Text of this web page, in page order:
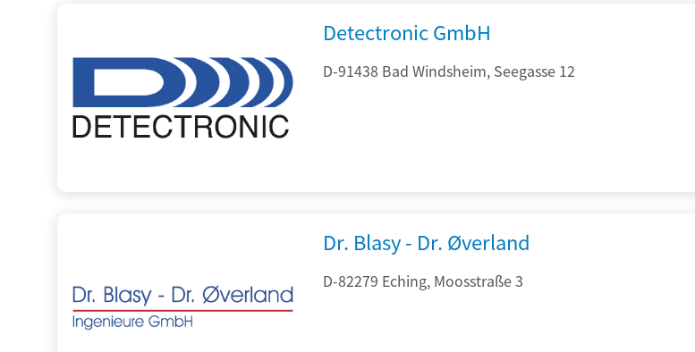
Detectronic GmbH
D-91438 Bad Windsheim, Seegasse 12
Dr. Blasy - Dr. Øverland
D-82279 Eching, Moosstraße 3